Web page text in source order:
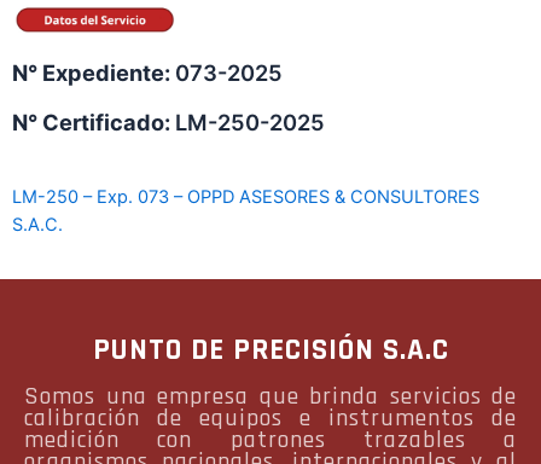
N° Expediente: 073-2025
N° Certificado: LM-250-2025
LM-250 – Exp. 073 – OPPD ASESORES & CONSULTORES
S.A.C.
PUNTO DE PRECISIÓN S.A.C
Somos una empresa que brinda servicios de
calibración de equipos e instrumentos de
medición con patrones trazables a